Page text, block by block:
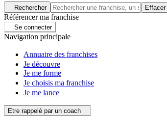
Rechercher Effacer
Référencer ma franchise
Se connecter
Navigation principale
Annuaire des franchises
Je découvre
Je me forme
Je choisis ma franchise
Je me lance
Etre rappelé par un coach